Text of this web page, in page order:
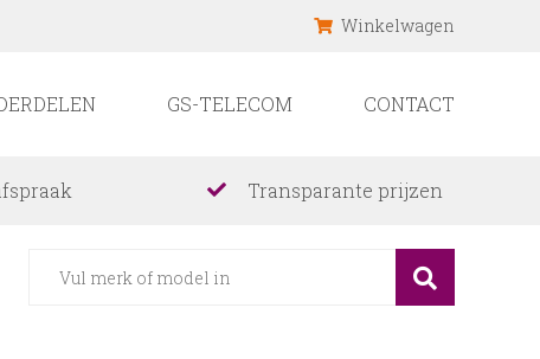
Winkelwagen
GS-TELECOM CONTACT
Transparante prijzen